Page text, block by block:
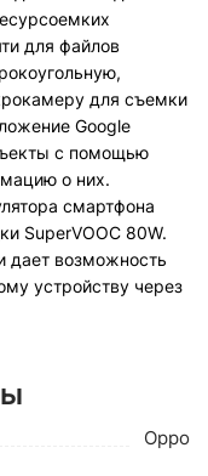
для файлов
для съемки
Google
с помощью
о них.
смартфона
SuperVOOC 80W.
дает возможность
устройству через
Oppo